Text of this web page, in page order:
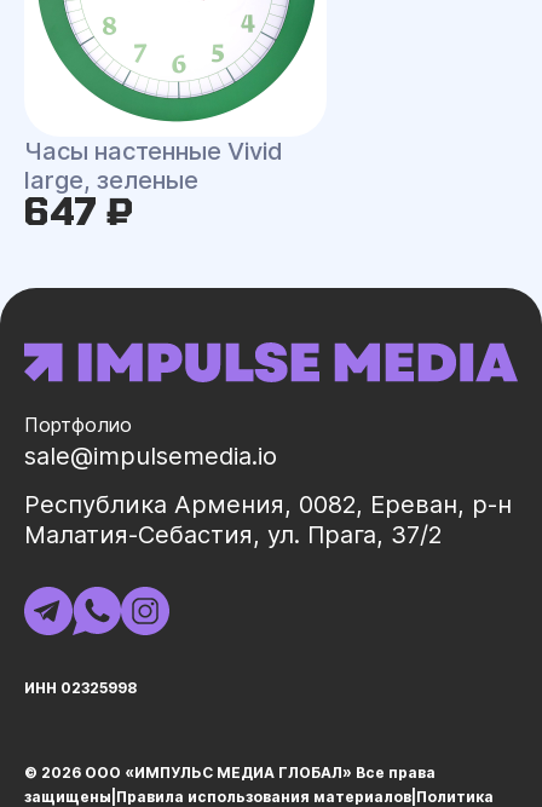
Часы настенные Vivid
large, зеленые
647 ₽
Портфолио
sale@impulsemedia.io
Республика Армения, 0082, Ереван, р-н
Малатия-Себастия, ул. Прага, 37/2
ИНН 02325998
© 2026 ООО «ИМПУЛЬС МЕДИА ГЛОБАЛ» Все права
защищеныㅤ|ㅤ Правила использования материалов Политика